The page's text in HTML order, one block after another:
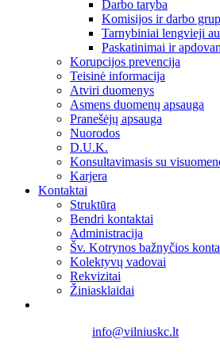
Darbo taryba
Komisijos ir darbo
Tarnybiniai lengvieji
Paskatinimai ir
Korupcijos prevencija
Teisinė informacija
Atviri duomenys
Asmens duomenų apsauga
Pranešėjų apsauga
Nuorodos
D.U.K.
Konsultavimasis su
Karjera
Kontaktai
Struktūra
Bendri kontaktai
Administracija
Šv. Kotrynos bažnyčios
Kolektyvų vadovai
Rekvizitai
Žiniasklaidai
info@vilniuskc.lt